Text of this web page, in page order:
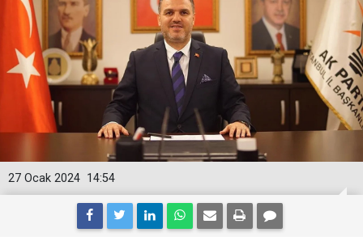
14:54
27 Ocak 2024